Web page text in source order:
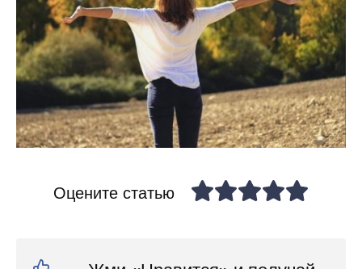
Оцените статью